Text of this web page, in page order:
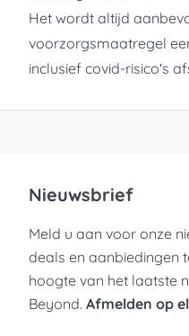
Het wordt altijd
voorzorgsmaatregel
inclusief covid-risico's
Nieuwsbrief
Meld u aan voor onze
deals en aanbiedingen
hoogte van het laatste
Beyond. Afmelden op